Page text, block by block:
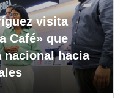
visita
Café» que
hacia